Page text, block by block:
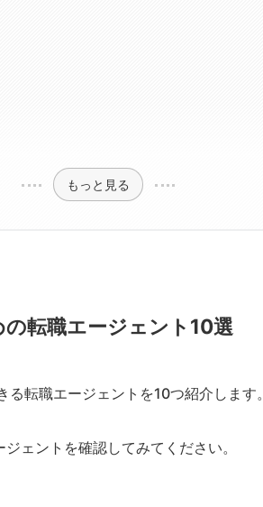
もっと見る
転職エージェント10選
転職エージェントを10つ紹介します。
ェントを確認してみてください。